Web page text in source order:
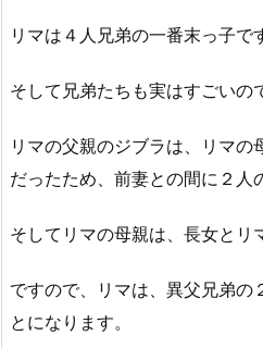
リマは４人兄弟の一番末っ子で
そして兄弟たちも実はすごいの
リマの父親のジブラは、リマ
だったため、前妻との間に２人
そしてリマの母親は、長女とリ
ですので、リマは、異父兄弟の
とになります。